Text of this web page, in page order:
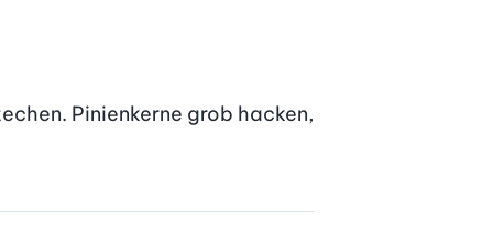
Pinienkerne grob hacken,